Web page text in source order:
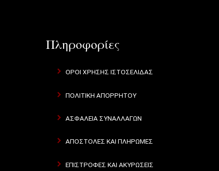
Πληροφορίες
ΌΡΟΙ ΧΡΉΣΗΣ ΙΣΤΟΣΕΛΊΔΑΣ
ΠΟΛΙΤΙΚΉ ΑΠΟΡΡΉΤΟΥ
ΑΣΦΆΛΕΙΑ ΣΥΝΑΛΛΑΓΏΝ
ΑΠΟΣΤΟΛΈΣ ΚΑΙ ΠΛΗΡΩΜΈΣ
ΕΠΙΣΤΡΟΦΈΣ ΚΑΙ ΑΚΥΡΏΣΕΙΣ